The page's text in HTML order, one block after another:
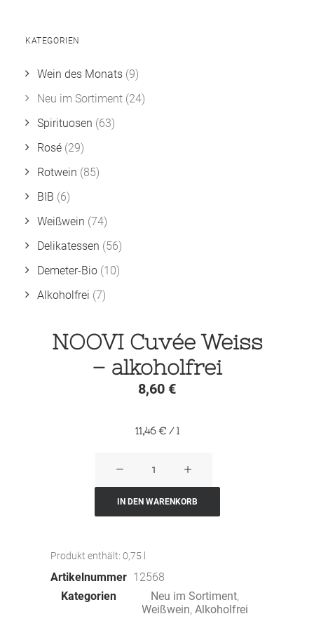
KATEGORIEN
Wein des Monats (9)
Neu im Sortiment (24)
Spirituosen (63)
Rosé (29)
Rotwein (85)
BIB (6)
Weißwein (74)
Delikatessen (56)
Demeter-Bio (10)
Alkoholfrei (7)
NOOVI Cuvée Weiss
– alkoholfrei
8,60 €
11,46€/l
Weiss
-
IN DEN WARENKORB
Produkt enthält: 0,75
Artikelnummer 12568
Kategorien
Neu im Sortiment,
Weißwein, Alkoholfrei